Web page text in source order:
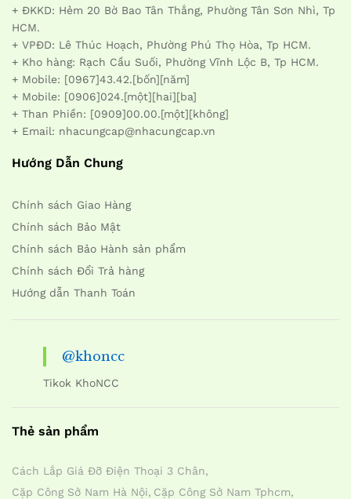
+ ĐKKD: Hẻm 20 Bờ Bao Tân Thắng, Phường Tân Sơn Nhì, Tp
HCM.
+ VPĐD: Lê Thúc Hoạch, Phường Phú Thọ Hòa, Tp HCM.
+ Kho hàng: Rạch Cầu Suối, Phường Vĩnh Lộc B, Tp HCM.
+ Mobile: [0967]43.42.[bốn][năm]
+ Mobile: [0906]024.[một][hai][ba]
+ Than Phiền: [0909]00.00.[một][không]
+ Email: nhacungcap@nhacungcap.vn
Hướng Dẫn Chung
Chính sách Giao Hàng
Chính sách Bảo Mật
Chính sách Bảo Hành sản phẩm
Chính sách Đổi Trả hàng
Hướng dẫn Thanh Toán
@khoncc
Tikok KhoNCC
Thẻ sản phẩm
Cách Lắp Giá Đỡ Điện Thoại 3 Chân
Cặp Công Sở Nam Hà Nội Cặp Công Sở Nam Tphcm